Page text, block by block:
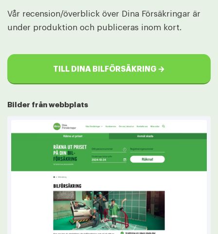
Vår recension/överblick över Dina Försäkringar är
under produktion och publiceras inom kort.
TILL DINA BILFÖRSÄKRING →
Bilder från webbplats